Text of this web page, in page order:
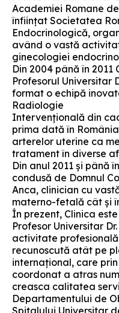
Academiei Romane
înfiinţat Societatea
Endocrinologică,
având o vastă
ginecologiei
Din 2004 până în
Profesorul Universitar
format o echipă
Radiologie
Intervenţională din
prima dată în
arterelor uterine ca
tratament în diverse
Din anul 2011 şi până
condusă de Domnul
Anca, clinician cu
materno-fetală cât şi
În prezent, Clinica
Profesor Universitar
activitate
recunoscută atât pe
internaţional, care
coordonat a atras
creasca calitatea
Departamentului de
Spitalului Universitar